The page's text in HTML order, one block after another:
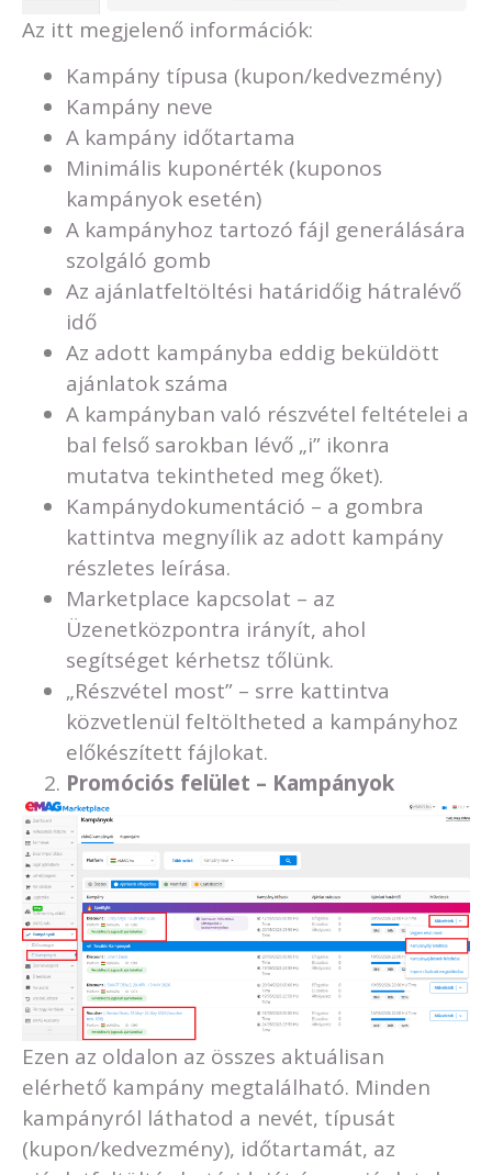
Az itt megjelenő információk:
Kampány típusa (kupon/kedvezmény)
Kampány neve
A kampány időtartama
Minimális kuponérték (kuponos
kampányok esetén)
A kampányhoz tartozó fájl generálására
szolgáló gomb
Az ajánlatfeltöltési határidőig hátralévő
idő
Az adott kampányba eddig beküldött
ajánlatok száma
A kampányban való részvétel feltételei a
bal felső sarokban lévő „i” ikonra
mutatva tekintheted meg őket).
Kampánydokumentáció – a gombra
kattintva megnyílik az adott kampány
részletes leírása.
Marketplace kapcsolat – az
Üzenetközpontra irányít, ahol
segítséget kérhetsz tőlünk.
„Részvétel most” – srre kattintva
közvetlenül feltöltheted a kampányhoz
előkészített fájlokat.
Promóciós felület – Kampányok
Ezen az oldalon az összes aktuálisan
elérhető kampány megtalálható. Minden
kampányról láthatod a nevét, típusát
(kupon/kedvezmény), időtartamát, az